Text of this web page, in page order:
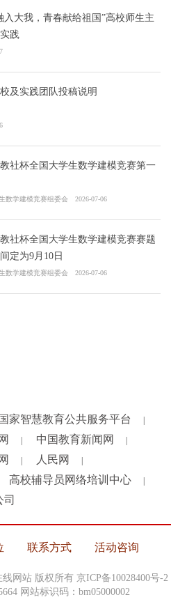
入大我，青春献给祖国”高校师生主
践
及实践团队投稿说明
社杯全国大学生数学建模竞赛第一
数学建模竞赛组委会 2026-07-06
社杯全国大学生数学建模竞赛赛题
定为9月10日
数学建模竞赛组委会 2026-07-06
国家智慧教育公共服务平台
中国教育新闻网
人民网
高校辅导员网络培训中心
联系方式 活动咨询
网站 版权所有 京ICP备10028400号-2
网站标识码：bm05000002